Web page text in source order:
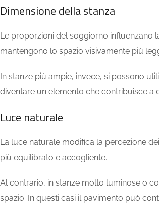
Dimensione della stanza
Le proporzioni del soggiorno influenzano
mantengono lo spazio visivamente più
In stanze più ampie, invece, si possono
diventare un elemento che contribuisce a
Luce naturale
La luce naturale modifica la percezione
più equilibrato e accogliente.
Al contrario, in stanze molto luminose o
spazio. In questi casi il pavimento può